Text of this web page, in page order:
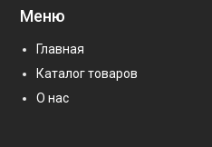
Меню
Главная
Каталог товаров
О нас